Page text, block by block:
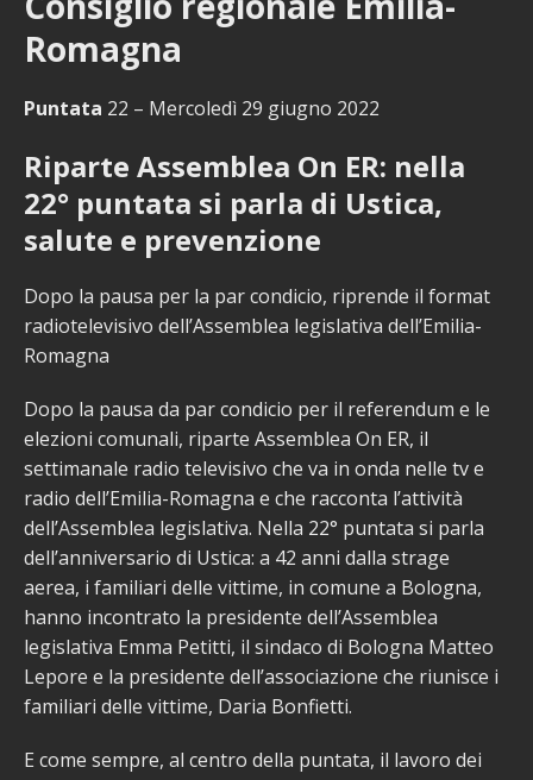
Romagna
Puntata 22 – Mercoledì 29 giugno 2022
Riparte Assemblea On ER: nella
22° puntata si parla di Ustica,
salute e prevenzione
Dopo la pausa per la par condicio, riprende il format
radiotelevisivo dell’Assemblea legislativa dell’Emilia-
Romagna
Dopo la pausa da par condicio per il referendum e le
elezioni comunali, riparte Assemblea On ER, il
settimanale radio televisivo che va in onda nelle tv e
radio dell’Emilia-Romagna e che racconta l’attività
dell’Assemblea legislativa. Nella 22° puntata si parla
dell’anniversario di Ustica: a 42 anni dalla strage
aerea, i familiari delle vittime, in comune a Bologna,
hanno incontrato la presidente dell’Assemblea
legislativa Emma Petitti, il sindaco di Bologna Matteo
Lepore e la presidente dell’associazione che riunisce i
familiari delle vittime, Daria Bonfietti.
E come sempre, al centro della puntata, il lavoro dei